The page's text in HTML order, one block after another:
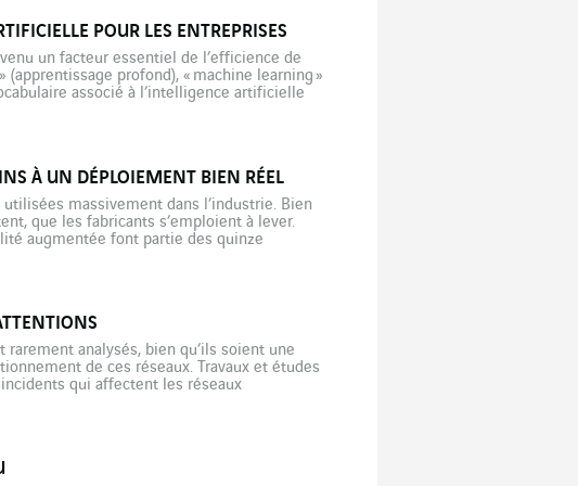
POUR LES ENTREPRISES
un facteur essentiel de l’efficience de
profond), « machine learning »
associé à l’intelligence artificielle
À UN DÉPLOIEMENT BIEN RÉEL
massivement dans l’industrie. Bien
que les fabricants s’emploient à lever.
augmentée font partie des quinze
analysés, bien qu’ils soient une
de ces réseaux. Travaux et études
qui affectent les réseaux